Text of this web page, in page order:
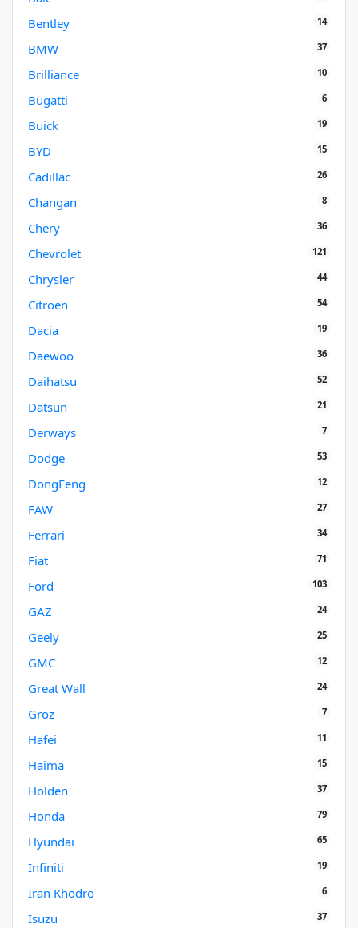
Bentley 14
BMW 37
Brilliance 10
Bugatti 6
Buick 19
BYD 15
Cadillac 26
Changan 8
Chery 36
Chevrolet 121
Chrysler 44
Citroen 54
Dacia 19
Daewoo 36
Daihatsu 52
Datsun 21
Derways 7
Dodge 53
DongFeng 12
FAW 27
Ferrari 34
Fiat 71
Ford 103
GAZ 24
Geely 25
GMC 12
Great Wall 24
Groz 7
Hafei 11
Haima 15
Holden 37
Honda 79
Hyundai 65
Infiniti 19
Iran Khodro 6
Isuzu 37